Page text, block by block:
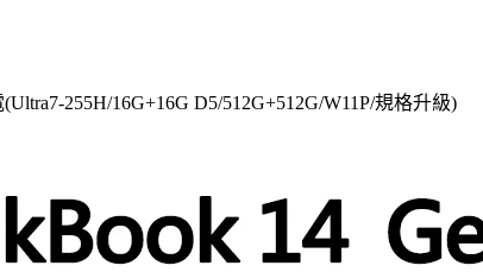
255H/16G+16G D5/512G+512G/W11P/規格升級)